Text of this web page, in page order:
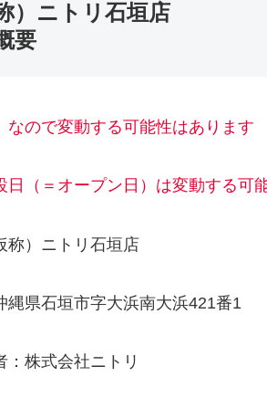
）ニトリ石垣店
要
ので変動する可能性はあります
（＝オープン日）は変動する可
称）ニトリ石垣店
縄県石垣市字大浜南大浜421番1
：株式会社ニトリ